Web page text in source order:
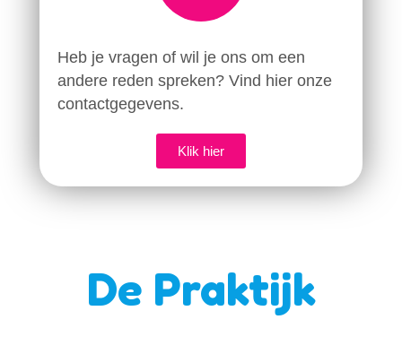
Heb je vragen of wil je ons om een
andere reden spreken? Vind hier onze
contactgegevens.
Klik hier
De Praktijk